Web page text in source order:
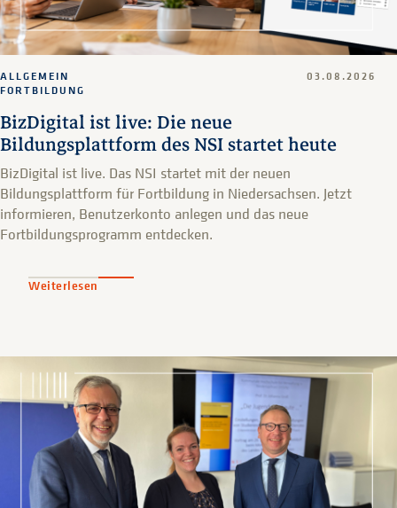
BizDigital ist live: Die neue
Bildungsplattform des NSI startet heute
ALLGEMEIN
FORTBILDUNG
03.08.2026
BizDigital ist live. Das NSI startet mit der neuen
Bildungsplattform für Fortbildung in Niedersachsen. Jetzt
informieren, Benutzerkonto anlegen und das neue
Fortbildungsprogramm entdecken.
Weiterlesen